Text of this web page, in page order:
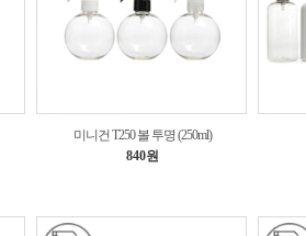
미니건 T250 볼 투명 (250ml)
840원